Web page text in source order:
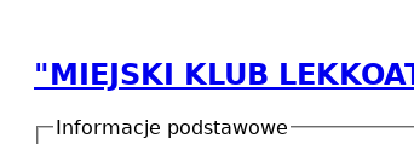
"MIEJSKI KLUB
Informacje podstawowe